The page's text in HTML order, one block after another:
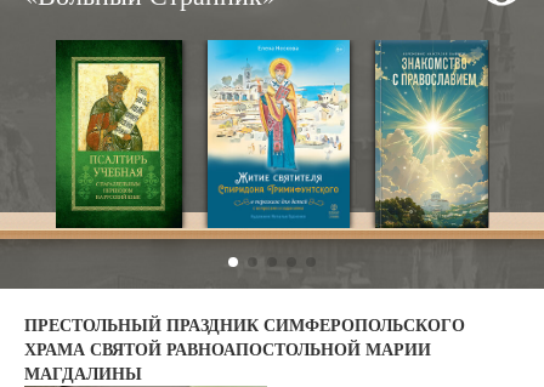
ПРЕСТОЛЬНЫЙ ПРАЗДНИК СИМФЕРОПОЛЬСКОГО
ХРАМА СВЯТОЙ РАВНОАПОСТОЛЬНОЙ МАРИИ
МАГДАЛИНЫ